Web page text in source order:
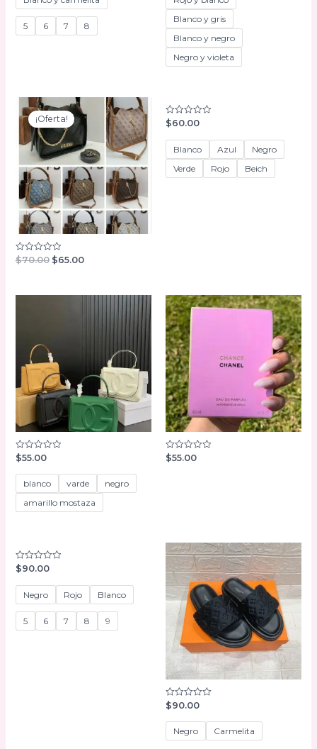
5 6 7 8
Blanco y gris
Blanco y negro
Negro y violeta
¡Oferta!
Valorado
con
$70.00 El
era:
$65.00El
es:
Valorado
0
5
$60.00
Blanco Azul
Negro
Verde
Rojo Beich
Valorado
con
0
5
$55.00
blanco varde
negro
amarillo mostaza
Valorado
con
$55.00
Valorado
0
$90.00
Negro Rojo Blanco
5 6 7 8 9
Valorado
con
0
5
$90.00
Negro Carmelita